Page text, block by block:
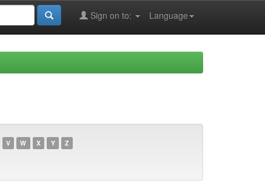
Language
Sign on to:
V W X Y Z